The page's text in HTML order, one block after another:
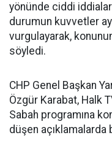
yönünde ciddi
durumun kuvvetler
vurgulayarak,
söyledi.
CHP Genel Başkan
Özgür Karabat, Halk
Sabah programına
düşen açıklamalarda